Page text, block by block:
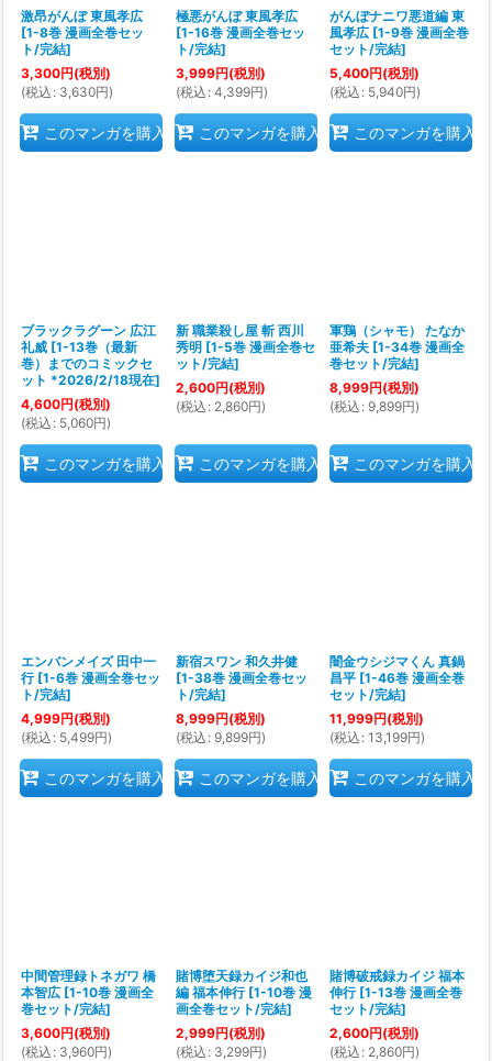
激昂がんぼ 東風孝広
[1-8巻 漫画全巻セッ
ト/完結]
3,300円(税別)
(税込 : 3,630円)
このマンガを購入
極悪がんぼ 東風孝広
[1-16巻 漫画全巻セッ
ト/完結]
3,999円(税別)
(税込 : 4,399円)
このマンガを購入
がんぼナニワ悪道編 東
風孝広 [1-9巻 漫画全巻
セット/完結]
5,400円(税別)
(税込 : 5,940円)
このマンガを購入
ブラックラグーン 広江
礼威 [1-13巻（最新
巻）までのコミックセ
ット *2026/2/18現在]
4,600円(税別)
(税込 : 5,060円)
このマンガを購入
新 職業殺し屋 斬 西川
秀明 [1-5巻 漫画全巻セ
ット/完結]
2,600円(税別)
(税込 : 2,860円)
このマンガを購入
軍鶏（シャモ） たなか
亜希夫 [1-34巻 漫画全
巻セット/完結]
8,999円(税別)
(税込 : 9,899円)
このマンガを購入
エンバンメイズ 田中一
行 [1-6巻 漫画全巻セッ
ト/完結]
4,999円(税別)
(税込 : 5,499円)
このマンガを購入
新宿スワン 和久井健
[1-38巻 漫画全巻セッ
ト/完結]
8,999円(税別)
(税込 : 9,899円)
このマンガを購入
闇金ウシジマくん 真鍋
昌平 [1-46巻 漫画全巻
セット/完結]
11,999円(税別)
(税込 : 13,199円)
このマンガを購入
中間管理録トネガワ 橋
本智広 [1-10巻 漫画全
巻セット/完結]
3,600円(税別)
(税込 : 3,960円)
賭博堕天録カイジ和也
編 福本伸行 [1-10巻 漫
画全巻セット/完結]
2,999円(税別)
(税込 : 3,299円)
賭博破戒録カイジ 福本
伸行 [1-13巻 漫画全巻
セット/完結]
2,600円(税別)
(税込 : 2,860円)